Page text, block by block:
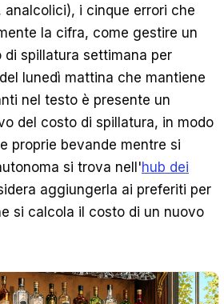
analcolici), i cinque errori che
la cifra, come gestire un
di spillatura settimana per
lunedì mattina che mantiene
nel testo è presente un
del costo di spillatura, in modo
proprie bevande mentre si
si trova nell'hub dei
aggiungerla ai preferiti per
si calcola il costo di un nuovo